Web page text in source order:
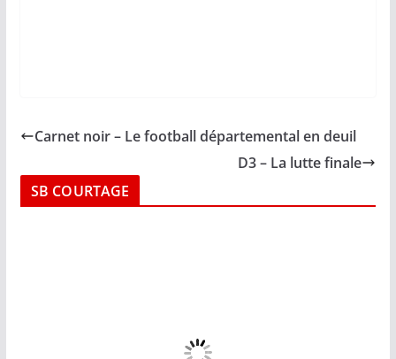
Carnet noir – Le football départemental en deuil
D3 – La lutte finale
SB COURTAGE